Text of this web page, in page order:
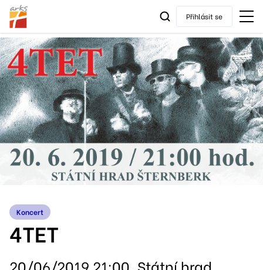
Přihlásit se
Koncert
4TET
20/06/2019 21:00, Státní hrad